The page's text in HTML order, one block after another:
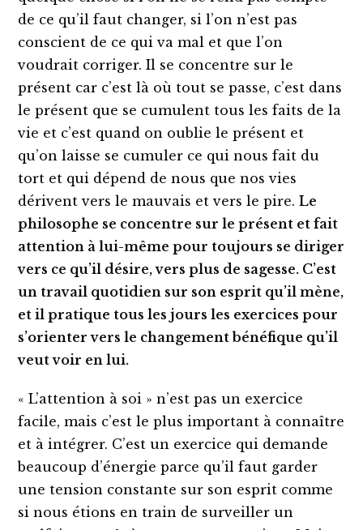
de ce qu’il faut changer, si l’on n’est pas
conscient de ce qui va mal et que l’on
voudrait corriger. Il se concentre sur le
présent car c’est là où tout se passe, c’est dans
le présent que se cumulent tous les faits de la
vie et c’est quand on oublie le présent et
qu’on laisse se cumuler ce qui nous fait du
tort et qui dépend de nous que nos vies
dérivent vers le mauvais et vers le pire.Le
philosophe se concentre sur le présent et fait
attention à lui-même pour toujours se diriger
vers ce qu’il désire, vers plus de sagesse. C’est
un travail quotidien sur son esprit qu’il mène,
et il pratique tous les jours les exercices pour
s’orienter vers le changement bénéfique qu’il
veut voir en lui.
« L’attention à soi » n’est pas un exercice
facile, mais c’est le plus important à connaître
et à intégrer. C’est un exercice qui demande
beaucoup d’énergie parce qu’il faut garder
une tension constante sur son esprit comme
si nous étions en train de surveiller un